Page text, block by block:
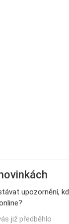
upozornění,
již předběhlo